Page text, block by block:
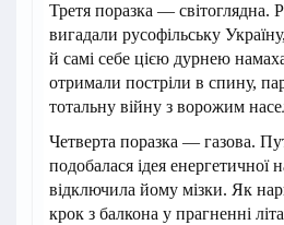
Третя поразка — світоглядна.
вигадали русофільську
й самі себе цією дурнею
отримали постріли в спину,
тотальну війну з ворожим
Четверта поразка — газова.
подобалася ідея
відключила йому мізки. Як
крок з балкона у прагненні